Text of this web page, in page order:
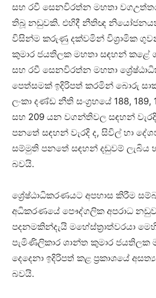
සහ රවී සෙනවිරත්න මහතා
තිබූ නඩුවකි. එහිදී නීතිඥ
විසින්ම කරුණු දක්වමින් විශ්‍රාමික
කුමාර ජයතිලක මහතා සඳහන් කළේ
සහ රවී සෙනවිරත්න මහතා
පෙත්සමක් ඉදිරිපත් කරමින් බොරු
ලංකා දණ්ඩ නීති සංග්‍රහයේ 188, 189,
සහ 209 යන වගන්තිවල සඳහන්
පනතේ සඳහන් වැරදි ද, සිවිල් හා
සම්මුති පනතේ සඳහන් දඬුවම් ලැබිය
බවයි.
ශ්‍රේෂ්ඨාධිකරණයට අපහාස කිරීම
අධිකරණයේ පෞද්ගලික අපරාධ
පදනමකින්දැයි මහේස්ත්‍රාත්වරයා
පැමිණිලිකාර ශාන්ත කුමාර
දෙදෙනා ඉදිරිපත් කළ ප්‍රකාශයේ
බවයි.